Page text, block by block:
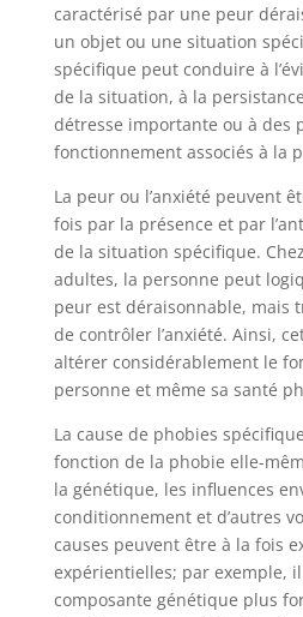
caractérisé par une peur
un objet ou une situation
spécifique peut conduire à
de la situation, à la
détresse importante ou à des
fonctionnement associés à la
La peur ou l’anxiété peuvent
fois par la présence et par
de la situation spécifique.
adultes, la personne peut
peur est déraisonnable, mais
de contrôler l’anxiété. Ainsi,
altérer considérablement le
personne et même sa santé
La cause de phobies
fonction de la phobie elle-
la génétique, les influences
conditionnement et d’autres
causes peuvent être à la fois
expérientielles; par exemple,
composante génétique plus